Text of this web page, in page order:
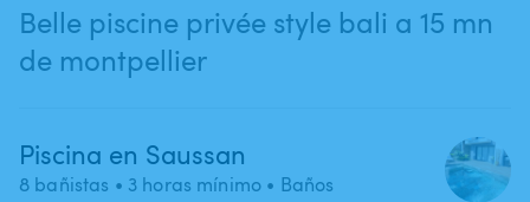
Belle piscine privée style bali a 15 mn
de montpellier
Piscina en Saussan
8 bañistas • 3 horas mínimo • Baños